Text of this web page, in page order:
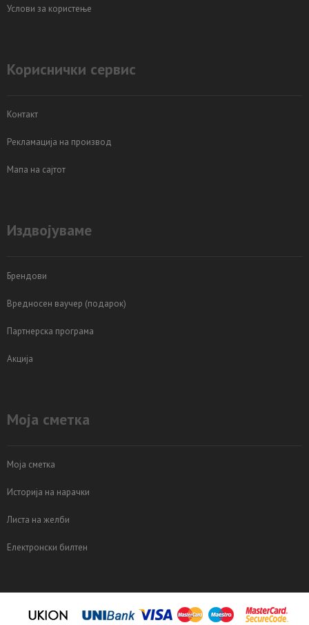
Услови за користење
Кориснички сервис
Контакт
Рекламација на производ
Мапа на сајтот
Издвојуваме
Брендови
Вредносен ваучер (подарок)
Партнерска програма
Акција
Моја сметка
Моја сметка
Историја на нарачки
Листа на желби
Електронски билтен